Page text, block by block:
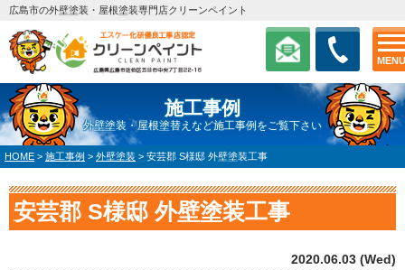
MENU
広島市の外壁塗装・屋根塗装専門店クリーンペイント
施工事例
外壁塗装・屋根塗替えなど施工事例をご覧下さい
HOME > 施工事例 > 外壁塗装 > 安芸郡 S様邸 外壁塗装工事
安芸郡 S様邸 外壁塗装工事
2020.06.03 (Wed)